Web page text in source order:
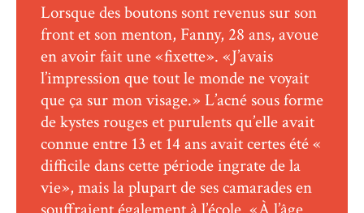
Lorsque des boutons sont revenus sur son
front et son menton, Fanny, 28 ans, avoue
en avoir fait une « fixette ». « J’avais
l’impression que tout le monde ne voyait
que ça sur mon visage. » L’acné sous forme
de kystes rouges et purulents qu’elle avait
connue entre 13 et 14 ans avait certes été «
difficile dans cette période ingrate de la
vie », mais la plupart de ses camarades en